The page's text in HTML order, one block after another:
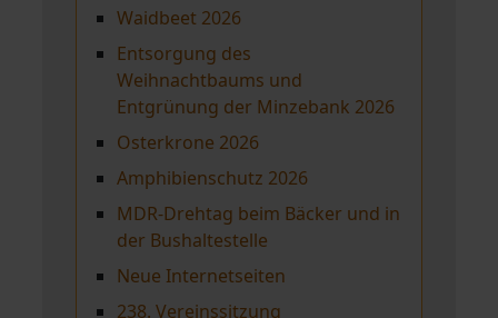
Waidbeet 2026
Entsorgung des
Weihnachtbaums und
Entgrünung der Minzebank 2026
Osterkrone 2026
Amphibienschutz 2026
MDR-Drehtag beim Bäcker und in
der Bushaltestelle
Neue Internetseiten
238. Vereinssitzung